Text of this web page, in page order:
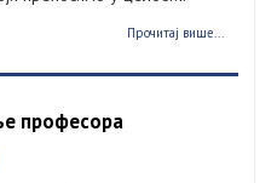
Прочитај више...
професора